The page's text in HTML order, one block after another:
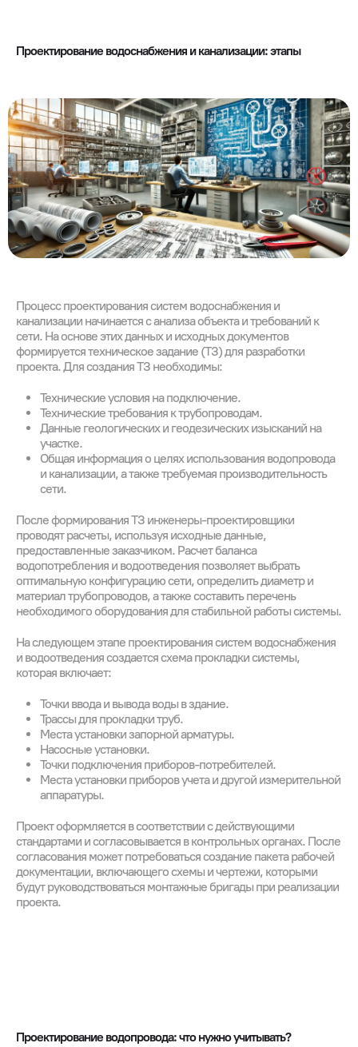
Проектирование водоснабжения и канализации: этапы
Процесс проектирования систем водоснабжения и
канализации начинается с анализа объекта и требований к
сети. На основе этих данных и исходных документов
формируется техническое задание (ТЗ) для разработки
проекта. Для создания ТЗ необходимы:
Технические условия на подключение.
Технические требования к трубопроводам.
Данные геологических и геодезических изысканий на
участке.
Общая информация о целях использования водопровода
и канализации, а также требуемая производительность
сети.
После формирования ТЗ инженеры-проектировщики
проводят расчеты, используя исходные данные,
предоставленные заказчиком. Расчет баланса
водопотребления и водоотведения позволяет выбрать
оптимальную конфигурацию сети, определить диаметр и
материал трубопроводов, а также составить перечень
необходимого оборудования для стабильной работы системы.
На следующем этапе проектирования систем водоснабжения
и водоотведения создается схема прокладки системы,
которая включает:
Точки ввода и вывода воды в здание.
Трассы для прокладки труб.
Места установки запорной арматуры.
Насосные установки.
Точки подключения приборов-потребителей.
Места установки приборов учета и другой измерительной
аппаратуры.
Проект оформляется в соответствии с действующими
стандартами и согласовывается в контрольных органах. После
согласования может потребоваться создание пакета рабочей
документации, включающего схемы и чертежи, которыми
будут руководствоваться монтажные бригады при реализации
проекта.
Проектирование водопровода: что нужно учитывать?